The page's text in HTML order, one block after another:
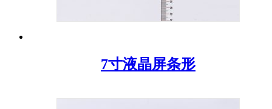
7寸液晶屏条形